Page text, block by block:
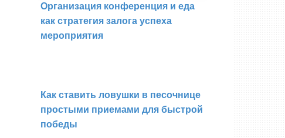
Организация конференция и еда
как стратегия залога успеха
мероприятия
Как ставить ловушки в песочнице
простыми приемами для быстрой
победы